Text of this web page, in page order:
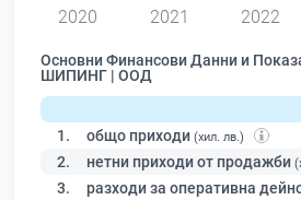
2020 2021 2022
Основни Финансови Данни и
ШИПИНГ | ООД
1. общо приходи (хил. лв.)
2. нетни приходи от продажби
3. разходи за оперативна